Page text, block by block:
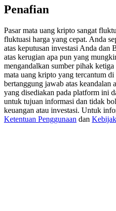
Exclusive for BitMart Users
Register & Trade to Win
Precious Metals Trading
Trade Gold & Silver ·
Penafian
Pasar mata uang kripto sangat
fluktuasi harga yang cepat. Anda
atas keputusan investasi Anda dan
atas kerugian apa pun yang
mengandalkan sumber pihak
mata uang kripto yang tercantum
bertanggung jawab atas keandalan
yang disediakan pada platform ini
untuk tujuan informasi dan tidak
keuangan atau investasi. Untuk
Ketentuan Penggunaan dan